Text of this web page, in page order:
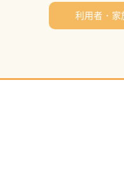
利用者・家